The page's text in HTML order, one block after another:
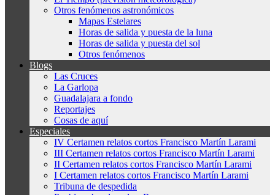
Otros fenómenos astronómicos
Mapas Estelares
Horas de salida y puesta de la luna
Horas de salida y puesta del sol
Otros fenómenos
Blogs
Las Cruces
La Garlopa
Guadalajara a fondo
Reportajes
Cosas de aquí
Especiales
IV Certamen relatos cortos Francisco Martín Larami
III Certamen relatos cortos Francisco Martín Larami
II Certamen relatos cortos Francisco Martín Larami
I Certamen relatos cortos Francisco Martín Larami
Tribuna de despedida